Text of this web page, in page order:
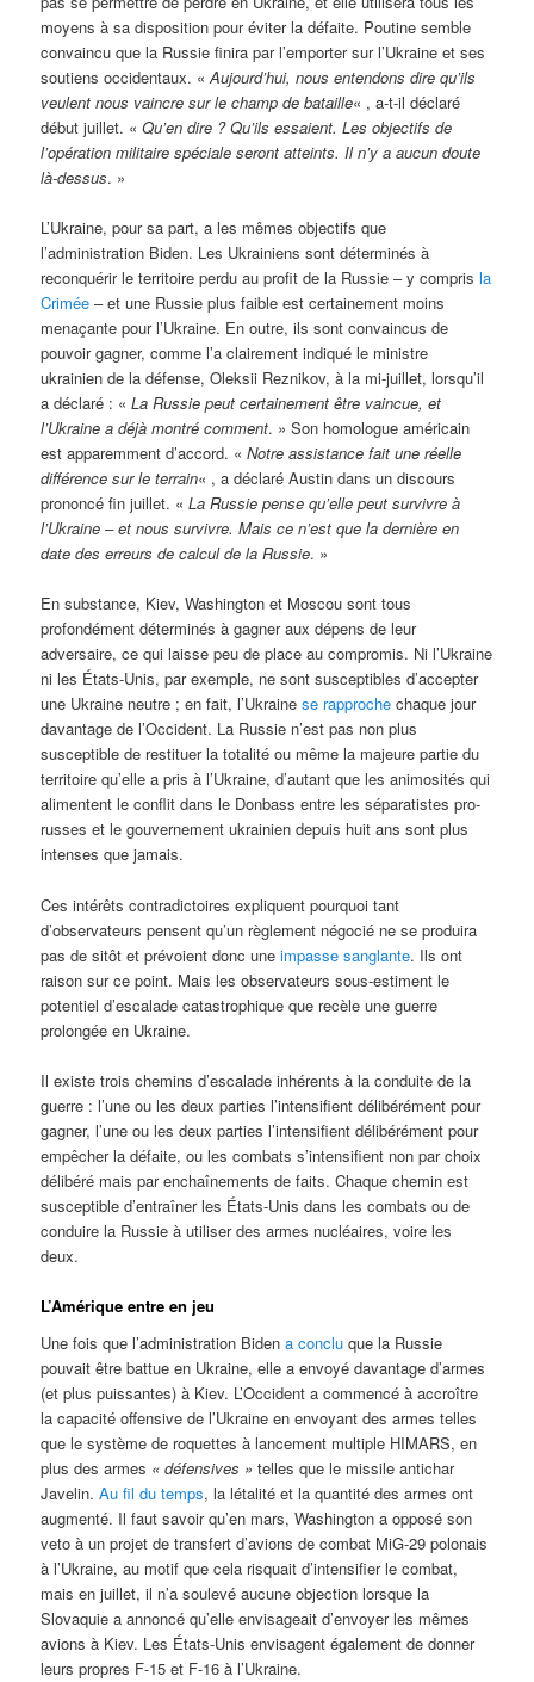
moyens à sa disposition pour éviter la défaite. Poutine semble
convaincu que la Russie finira par l’emporter sur l’Ukraine et ses
soutiens occidentaux. «Aujourd’hui, nous entendons dire qu’ils
veulent nous vaincre sur le champ de bataille« , a-t-il déclaré
début juillet. «Qu’en dire ? Qu’ils essaient. Les objectifs de
l’opération militaire spéciale seront atteints. Il n’y a aucun doute
là-dessus. »
L’Ukraine, pour sa part, a les mêmes objectifs que
l’administration Biden. Les Ukrainiens sont déterminés à
reconquérir le territoire perdu au profit de la Russie – y comprisla
Crimée – et une Russie plus faible est certainement moins
menaçante pour l’Ukraine. En outre, ils sont convaincus de
pouvoir gagner, comme l’a clairement indiqué le ministre
ukrainien de la défense, Oleksii Reznikov, à la mi-juillet, lorsqu’il
a déclaré : «La Russie peut certainement être vaincue, et
l’Ukraine a déjà montré comment. » Son homologue américain
est apparemment d’accord. «Notre assistance fait une réelle
différence sur le terrain« , a déclaré Austin dans un discours
prononcé fin juillet. «La Russie pense qu’elle peut survivre à
l’Ukraine – et nous survivre. Mais ce n’est que la dernière en
date des erreurs de calcul de la Russie. »
En substance, Kiev, Washington et Moscou sont tous
profondément déterminés à gagner aux dépens de leur
adversaire, ce qui laisse peu de place au compromis. Ni l’Ukraine
ni les États-Unis, par exemple, ne sont susceptibles d’accepter
une Ukraine neutre ; en fait, l’Ukrainese rapproche chaque jour
davantage de l’Occident. La Russie n’est pas non plus
susceptible de restituer la totalité ou même la majeure partie du
territoire qu’elle a pris à l’Ukraine, d’autant que les animosités qui
alimentent le conflit dans le Donbass entre les séparatistes pro-
russes et le gouvernement ukrainien depuis huit ans sont plus
intenses que jamais.
Ces intérêts contradictoires expliquent pourquoi tant
d’observateurs pensent qu’un règlement négocié ne se produira
pas de sitôt et prévoient donc uneimpasse sanglante. Ils ont
raison sur ce point. Mais les observateurs sous-estiment le
potentiel d’escalade catastrophique que recèle une guerre
prolongée en Ukraine.
Il existe trois chemins d’escalade inhérents à la conduite de la
guerre : l’une ou les deux parties l’intensifient délibérément pour
gagner, l’une ou les deux parties l’intensifient délibérément pour
empêcher la défaite, ou les combats s’intensifient non par choix
délibéré mais par enchaînements de faits. Chaque chemin est
susceptible d’entraîner les États-Unis dans les combats ou de
conduire la Russie à utiliser des armes nucléaires, voire les
deux.
L’Amérique entre en jeu
Une fois que l’administration Bidena conclu que la Russie
pouvait être battue en Ukraine, elle a envoyé davantage d’armes
(et plus puissantes) à Kiev. L’Occident a commencé à accroître
la capacité offensive de l’Ukraine en envoyant des armes telles
que le système de roquettes à lancement multiple HIMARS, en
plus des armes « défensives » telles que le missile antichar
Javelin.Au fil du temps, la létalité et la quantité des armes ont
augmenté. Il faut savoir qu’en mars, Washington a opposé son
veto à un projet de transfert d’avions de combat MiG-29 polonais
à l’Ukraine, au motif que cela risquait d’intensifier le combat,
mais en juillet, il n’a soulevé aucune objection lorsque la
Slovaquie a annoncé qu’elle envisageait d’envoyer les mêmes
avions à Kiev. Les États-Unis envisagent également de donner
leurs propres F-15 et F-16 à l’Ukraine.